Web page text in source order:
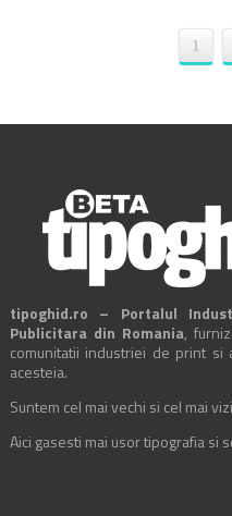
1
tipoghid.ro – Portalul
Publicitara din Romania,
comunitatii industriei de print
acesteia.
Suntem cel mai vechi si cel mai
Aici gasesti mai usor tipografia si